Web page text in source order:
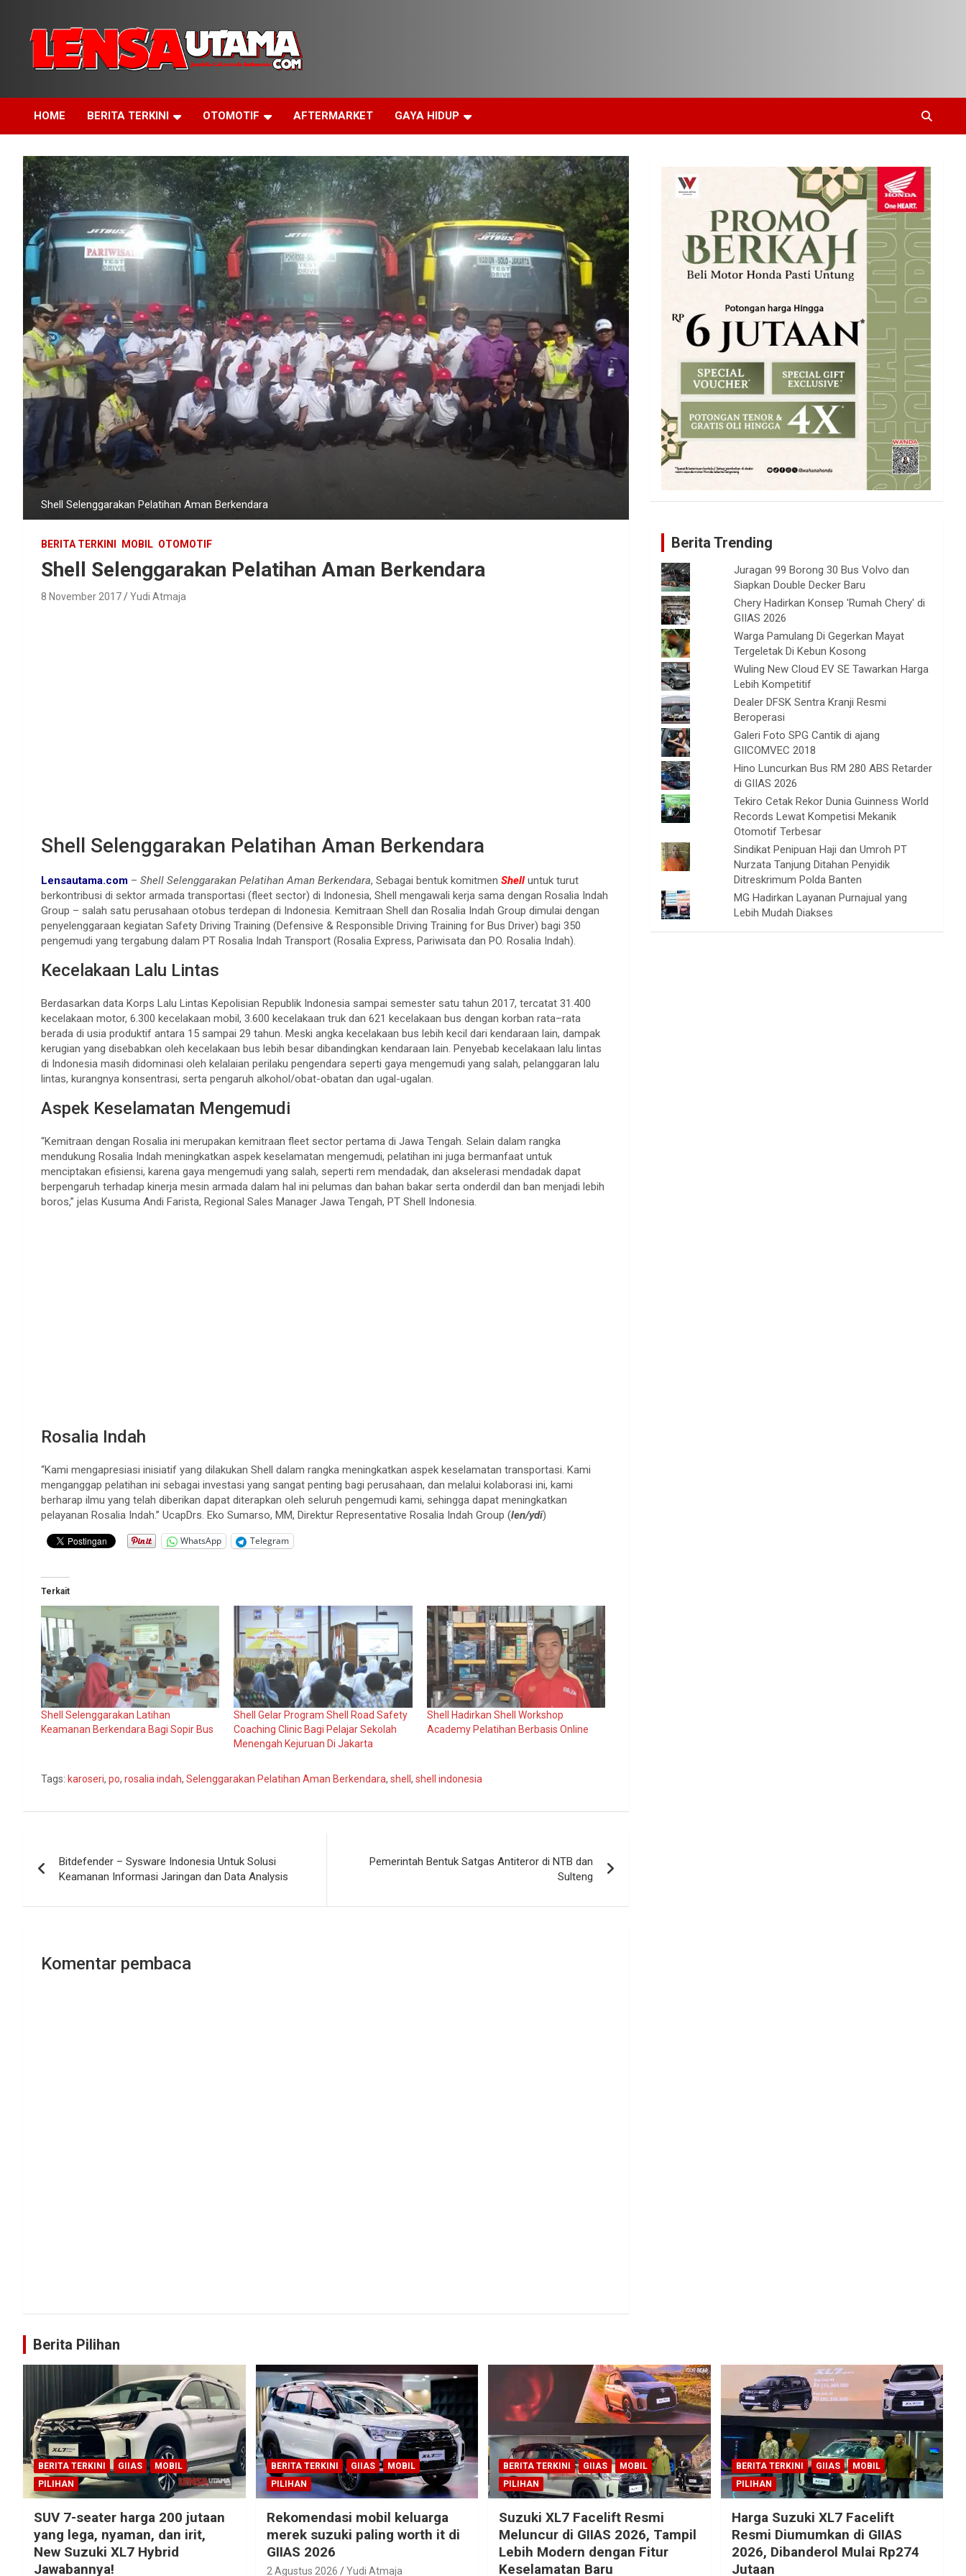
content
LensaUtama
HOME BERITA TERKINI OTOMOTIF AFTERMARKET GAYA HIDUP
Shell Selenggarakan Pelatihan Aman Berkendara
BERITA TERKINI MOBIL OTOMOTIF
Shell Selenggarakan Pelatihan Aman Berkendara
8 November 2017 Yudi Atmaja
Shell Selenggarakan Pelatihan Aman Berkendara
Lensautama.com – Shell Selenggarakan Pelatihan Aman Berkendara, Sebagai bentuk komitmen Shell untuk turut
berkontribusi di sektor armada transportasi (fleet sector) di Indonesia, Shell mengawali kerja sama dengan Rosalia Indah
Group – salah satu perusahaan otobus terdepan di Indonesia. Kemitraan Shell dan Rosalia Indah Group dimulai dengan
penyelenggaraan kegiatan Safety Driving Training (Defensive & Responsible Driving Training for Bus Driver) bagi 350
pengemudi yang tergabung dalam PT Rosalia Indah Transport (Rosalia Express, Pariwisata dan PO. Rosalia Indah).
Kecelakaan Lalu Lintas
Berdasarkan data Korps Lalu Lintas Kepolisian Republik Indonesia sampai semester satu tahun 2017, tercatat 31.400
kecelakaan motor, 6.300 kecelakaan mobil, 3.600 kecelakaan truk dan 621 kecelakaan bus dengan korban rata–rata
berada di usia produktif antara 15 sampai 29 tahun. Meski angka kecelakaan bus lebih kecil dari kendaraan lain, dampak
kerugian yang disebabkan oleh kecelakaan bus lebih besar dibandingkan kendaraan lain. Penyebab kecelakaan lalu lintas
di Indonesia masih didominasi oleh kelalaian perilaku pengendara seperti gaya mengemudi yang salah, pelanggaran lalu
lintas, kurangnya konsentrasi, serta pengaruh alkohol/obat-obatan dan ugal-ugalan.
Aspek Keselamatan Mengemudi
“Kemitraan dengan Rosalia ini merupakan kemitraan fleet sector pertama di Jawa Tengah. Selain dalam rangka
mendukung Rosalia Indah meningkatkan aspek keselamatan mengemudi, pelatihan ini juga bermanfaat untuk
menciptakan efisiensi, karena gaya mengemudi yang salah, seperti rem mendadak, dan akselerasi mendadak dapat
berpengaruh terhadap kinerja mesin armada dalam hal ini pelumas dan bahan bakar serta onderdil dan ban menjadi lebih
boros,” jelas Kusuma Andi Farista, Regional Sales Manager Jawa Tengah, PT Shell Indonesia.
Rosalia Indah
“Kami mengapresiasi inisiatif yang dilakukan Shell dalam rangka meningkatkan aspek keselamatan transportasi. Kami
menganggap pelatihan ini sebagai investasi yang sangat penting bagi perusahaan, dan melalui kolaborasi ini, kami
berharap ilmu yang telah diberikan dapat diterapkan oleh seluruh pengemudi kami, sehingga dapat meningkatkan
pelayanan Rosalia Indah.” UcapDrs. Eko Sumarso, MM, Direktur Representative Rosalia Indah Group (len/ydi)
WhatsApp Telegram
Terkait
Shell Selenggarakan Latihan
Keamanan Berkendara Bagi Sopir Bus
Shell Gelar Program Shell Road Safety
Coaching Clinic Bagi Pelajar Sekolah
Menengah Kejuruan Di Jakarta
Shell Hadirkan Shell Workshop
Academy Pelatihan Berbasis Online
Tags: karoseri, po, rosalia indah, Selenggarakan Pelatihan Aman Berkendara, shell , shell indonesia
pos
Bitdefender – Sysware Indonesia Untuk Solusi
Keamanan Informasi Jaringan dan Data Analysis
Pemerintah Bentuk Satgas Antiteror di NTB dan
Sulteng
Komentar pembaca
Berita Trending
Juragan 99 Borong 30 Bus Volvo dan
Siapkan Double Decker Baru
Chery Hadirkan Konsep 'Rumah Chery' di
GIIAS 2026
Warga Pamulang Di Gegerkan Mayat
Tergeletak Di Kebun Kosong
Wuling New Cloud EV SE Tawarkan Harga
Lebih Kompetitif
Dealer DFSK Sentra Kranji Resmi
Beroperasi
Galeri Foto SPG Cantik di ajang
GIICOMVEC 2018
Hino Luncurkan Bus RM 280 ABS Retarder
di GIIAS 2026
Tekiro Cetak Rekor Dunia Guinness World
Records Lewat Kompetisi Mekanik
Otomotif Terbesar
Sindikat Penipuan Haji dan Umroh PT
Nurzata Tanjung Ditahan Penyidik
Ditreskrimum Polda Banten
MG Hadirkan Layanan Purnajual yang
Lebih Mudah Diakses
Berita Pilihan
BERITA TERKINI GIIAS
MOBIL
PILIHAN
SUV 7-seater harga 200 jutaan
yang lega, nyaman, dan irit,
New Suzuki XL7 Hybrid
Jawabannya!
BERITA TERKINI GIIAS
MOBIL
PILIHAN
Rekomendasi mobil keluarga
merek suzuki paling worth it di
GIIAS 2026
2 Agustus 2026 Yudi Atmaja
BERITA TERKINI GIIAS
MOBIL
PILIHAN
Suzuki XL7 Facelift Resmi
Meluncur di GIIAS 2026, Tampil
Lebih Modern dengan Fitur
Keselamatan Baru
BERITA TERKINI GIIAS
MOBIL
PILIHAN
Harga Suzuki XL7 Facelift
Resmi Diumumkan di GIIAS
2026, Dibanderol Mulai Rp274
Jutaan